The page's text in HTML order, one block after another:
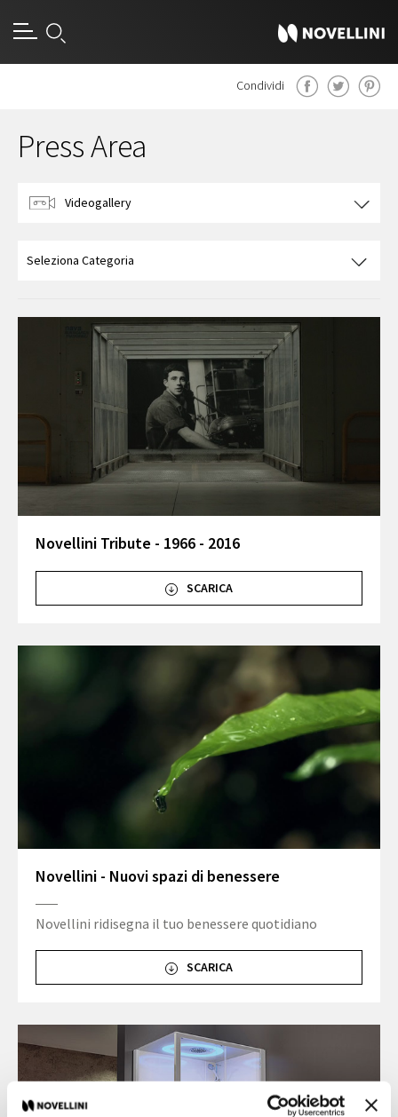
Condividi
Press Area
Videogallery
Rassegna Stampa
Seleziona Categoria
Novellini Tribute - 1966 - 2016
SCARICA
Novellini - Nuovi spazi di benessere
Novellini ridisegna il tuo benessere quotidiano
SCARICA